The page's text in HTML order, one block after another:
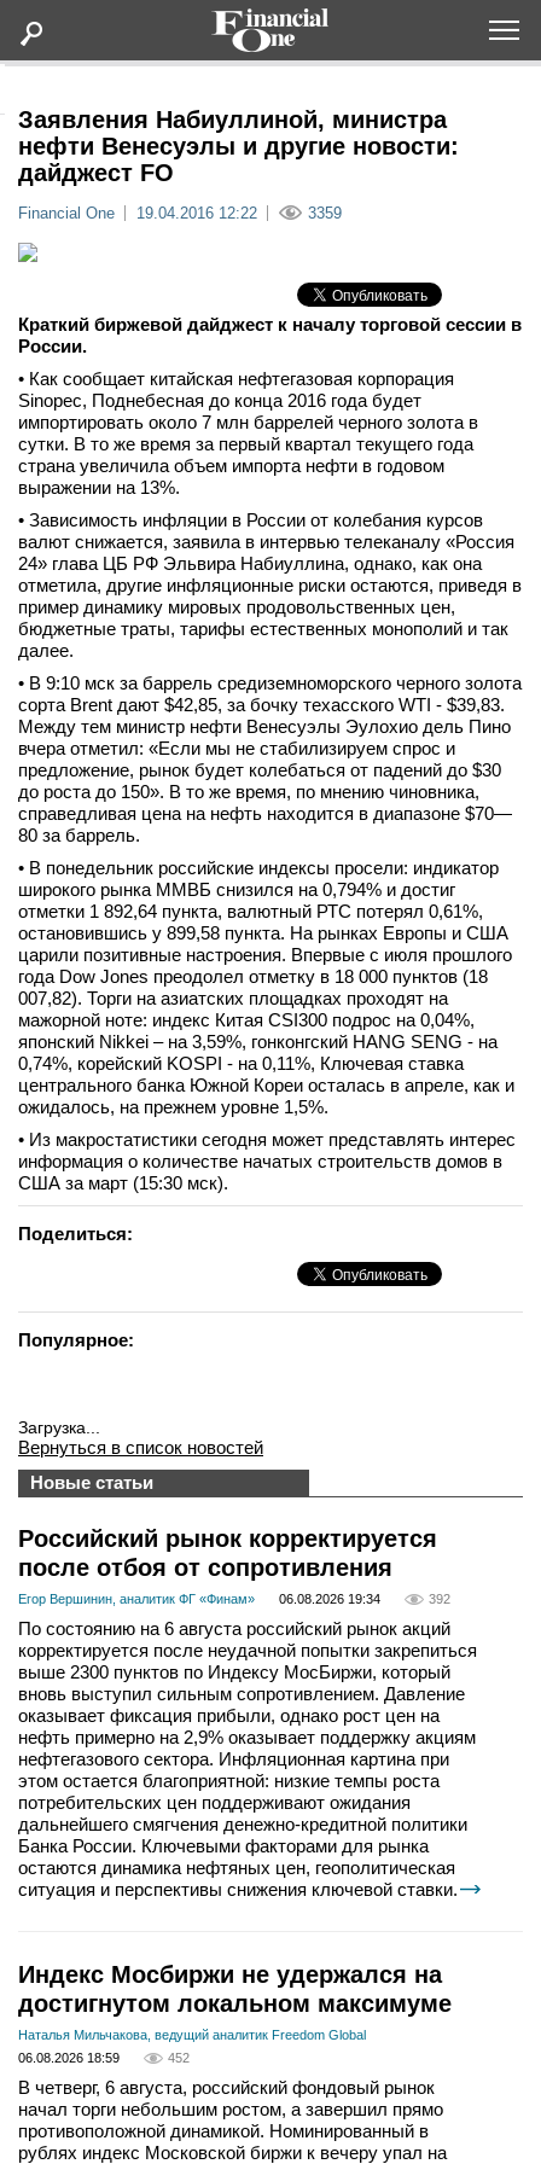
Статьи
Мероприятия
Новости
Интервью
вконтакте
телеграм
Вход
Заявления Набиуллиной, министра
нефти Венесуэлы и другие новости:
дайджест FO
Financial One 19.04.2016 12:22 3359
Краткий биржевой дайджест к началу торговой сессии в
России.
• Как сообщает китайская нефтегазовая корпорация
Sinopec, Поднебесная до конца 2016 года будет
импортировать около 7 млн баррелей черного золота в
сутки. В то же время за первый квартал текущего года
страна увеличила объем импорта нефти в годовом
выражении на 13%.
• Зависимость инфляции в России от колебания курсов
валют снижается, заявила в интервью телеканалу «Россия
24» глава ЦБ РФ Эльвира Набиуллина, однако, как она
отметила, другие инфляционные риски остаются, приведя в
пример динамику мировых продовольственных цен,
бюджетные траты, тарифы естественных монополий и так
далее.
• В 9:10 мск за баррель средиземноморского черного золота
сорта Brent дают $42,85, за бочку техасского WTI - $39,83.
Между тем министр нефти Венесуэлы Эулохио дель Пино
вчера отметил: «Если мы не стабилизируем спрос и
предложение, рынок будет колебаться от падений до $30
до роста до 150». В то же время, по мнению чиновника,
справедливая цена на нефть находится в диапазоне $70—
80 за баррель.
• В понедельник российские индексы просели: индикатор
широкого рынка ММВБ снизился на 0,794% и достиг
отметки 1 892,64 пункта, валютный РТС потерял 0,61%,
остановившись у 899,58 пункта. На рынках Европы и США
царили позитивные настроения. Впервые с июля прошлого
года Dow Jones преодолел отметку в 18 000 пунктов (18
007,82). Торги на азиатских площадках проходят на
мажорной ноте: индекс Китая CSI300 подрос на 0,04%,
японский Nikkei – на 3,59%, гонконгский HANG SENG - на
0,74%, корейский KOSPI - на 0,11%, Ключевая ставка
центрального банка Южной Кореи осталась в апреле, как и
ожидалось, на прежнем уровне 1,5%.
• Из макростатистики сегодня может представлять интерес
информация о количестве начатых строительств домов в
США за март (15:30 мск).
Поделиться:
Популярное:
Загрузка...
Вернуться в список новостей
Новые статьи
Российский рынок корректируется
после отбоя от сопротивления
Егор Вершинин, аналитик ФГ «Финам» 06.08.2026 19:34 392
По состоянию на 6 августа российский рынок акций
корректируется после неудачной попытки закрепиться
выше 2300 пунктов по Индексу МосБиржи, который
вновь выступил сильным сопротивлением. Давление
оказывает фиксация прибыли, однако рост цен на
нефть примерно на 2,9% оказывает поддержку акциям
нефтегазового сектора. Инфляционная картина при
этом остается благоприятной: низкие темпы роста
потребительских цен поддерживают ожидания
дальнейшего смягчения денежно-кредитной политики
Банка России. Ключевыми факторами для рынка
остаются динамика нефтяных цен, геополитическая
ситуация и перспективы снижения ключевой ставки.
Индекс Мосбиржи не удержался на
достигнутом локальном максимуме
Наталья Мильчакова, ведущий аналитик Freedom Global
06.08.2026 18:59
452
В четверг, 6 августа, российский фондовый рынок
начал торги небольшим ростом, а завершил прямо
противоположной динамикой. Номинированный в
рублях индекс Московской биржи к вечеру упал на